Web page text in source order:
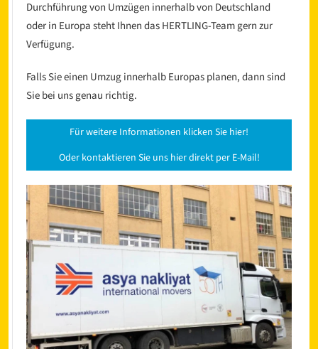
Durchführung von Umzügen innerhalb von Deutschland
oder in Europa steht Ihnen das HERTLING-Team gern zur
Verfügung.
Falls Sie einen Umzug innerhalb Europas planen, dann sind
Sie bei uns genau richtig.
Für weitere Informationen klicken Sie hier!
Oder kontaktieren Sie uns hier direkt per E-Mail!